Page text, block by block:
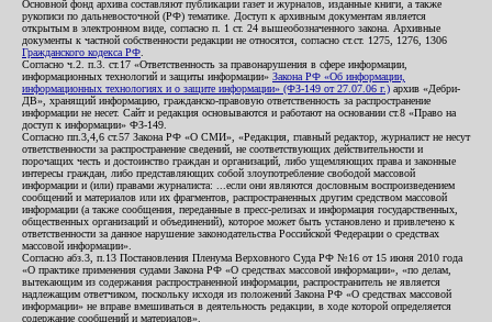
Основной фонд архива составляют публикации газет и журналов, изданные книги, а также
рукописи по дальневосточной (РФ) тематике. Доступ к архивным документам является
открытым в электронном виде, согласно п. 1 ст. 24 вышеобозначенного закона. Архивные
документы к частной собственности редакции не относятся, согласно ст.ст. 1275, 1276, 1306
Гражданского кодекса РФ
Согласно ч.2. п.3. ст.17 «Ответственность за правонарушения в сфере информации,
информационных технологий и защиты информации» Закона РФ «Об информации,
информационных технологиях и о защите информации» (ФЗ-149 от 27.07.06 г.) архив «Дебри-
ДВ», хранящий информацию, гражданско-правовую ответственность за распространение
информации не несет. Сайт и редакция основываются и работают на основании ст.8 «Право на
доступ к информации» ФЗ-149.
Согласно пп.3,4,6 ст.57 Закона РФ «О СМИ», «Редакция, главный редактор, журналист не несут
ответственности за распространение сведений, не соответствующих действительности и
порочащих честь и достоинство граждан и организаций, либо ущемляющих права и законные
интересы граждан, либо представляющих собой злоупотребление свободой массовой
информации и (или) правами журналиста: ...если они являются дословным воспроизведением
сообщений и материалов или их фрагментов, распространенных другим средством массовой
информации (а также сообщения, переданные в пресс-релизах и информация государственных,
общественных организаций и объединений), которое может быть установлено и привлечено к
ответственности за данное нарушение законодательства Российской Федерации о средствах
массовой информации».
Согласно абз.3, п.13 Постановления Пленума Верховного Суда РФ №16 от 15 июня 2010 года
«О практике применения судами Закона РФ «О средствах массовой информации», «по делам,
вытекающим из содержания распространенной информации, распространитель не является
надлежащим ответчиком, поскольку исходя из положений Закона РФ «О средствах массовой
информации» не вправе вмешиваться в деятельность редакции, в ходе которой определяется
содержание сообщений и материалов».